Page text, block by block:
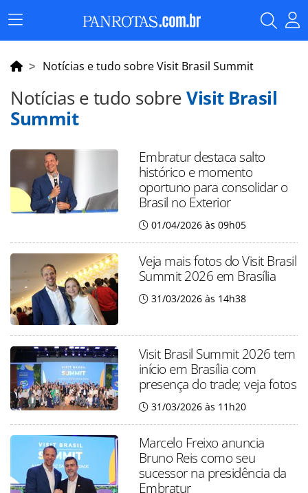
Menu
Principal
Notícias e tudo sobre Visit Brasil Summit
Notícias e tudo sobreVisit Brasil
Summit
Embratur destaca salto
histórico e momento
oportuno para consolidar o
Brasil no Exterior
01/04/2026 às 09h05
Veja mais fotos do Visit Brasil
Summit 2026 em Brasília
31/03/2026 às 14h38
Visit Brasil Summit 2026 tem
início em Brasília com
presença do trade; veja fotos
31/03/2026 às 11h20
Marcelo Freixo anuncia
Bruno Reis como seu
sucessor na presidência da
Embratur